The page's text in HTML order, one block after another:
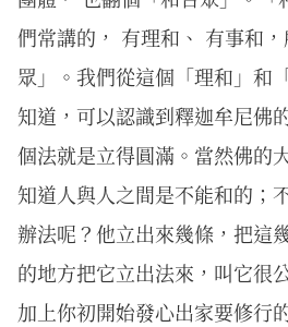
們常講的， 有理和、 有事和
眾」。我們從這個「理和」和
知道，可以認識到釋迦牟尼佛
個法就是立得圓滿。當然佛的
知道人與人之間是不能和的；
辦法呢？他立出來幾條，把這
的地方把它立出法來，叫它很
加上你初開始發心出家要修行